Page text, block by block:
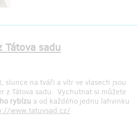
Tátova sadu
slunce na tváři a vítr ve vlasech jsou
z Tátova sadu. Vychutnat si můžete
rybízu a od každého jednu lahvinku
www.tatuvsad.cz/